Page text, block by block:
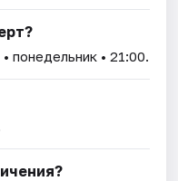
• понедельник • 21:00.